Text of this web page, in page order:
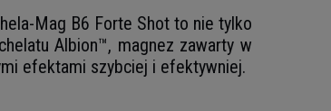
Mag B6 Forte Shot to nie tylko
Albion™, magnez zawarty w
efektami szybciej i efektywniej.